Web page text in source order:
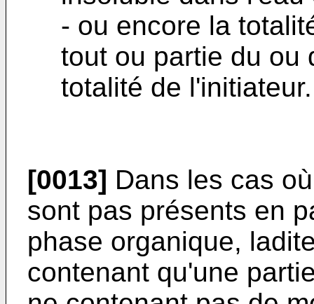
- ou encore la
tout ou partie du ou
totalité de l'initiateur.
[0013] Dans les cas
sont pas présents en
phase organique,
contenant qu'une